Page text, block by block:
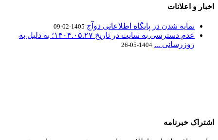
اخبار و اعلانات
نمایه شدن در پایگاه اطلاعاتی دوآج 1405-02-09
عدم دسترسی به سایت در تاریخ ۱۴۰۴.۰۵.۲۷؛ به دلیل به
روزرسانی ... 1404-05-26
اشتراک خبرنامه